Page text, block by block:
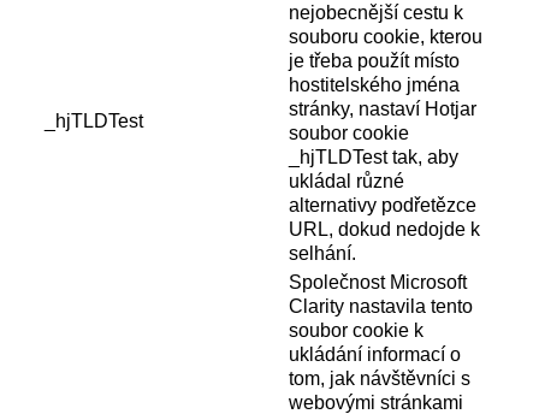
_hjTLDTest
nejobecnější cestu k
souboru cookie, kterou
je třeba použít místo
hostitelského jména
stránky, nastaví Hotjar
soubor cookie
_hjTLDTest tak, aby
ukládal různé
alternativy podřetězce
URL, dokud nedojde k
selhání.
Společnost Microsoft
Clarity nastavila tento
soubor cookie k
ukládání informací o
tom, jak návštěvníci s
webovými stránkami